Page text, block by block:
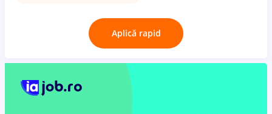
Aplică rapid